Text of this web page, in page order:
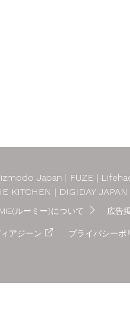
Japan FUZE
KITCHEN DIGIDAY JAPAN
ルーミー)について 広告
アジーン プライバシーポ